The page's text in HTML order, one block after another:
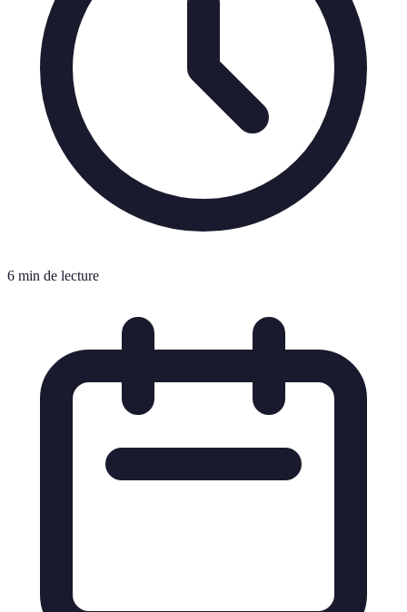
6 min de lecture